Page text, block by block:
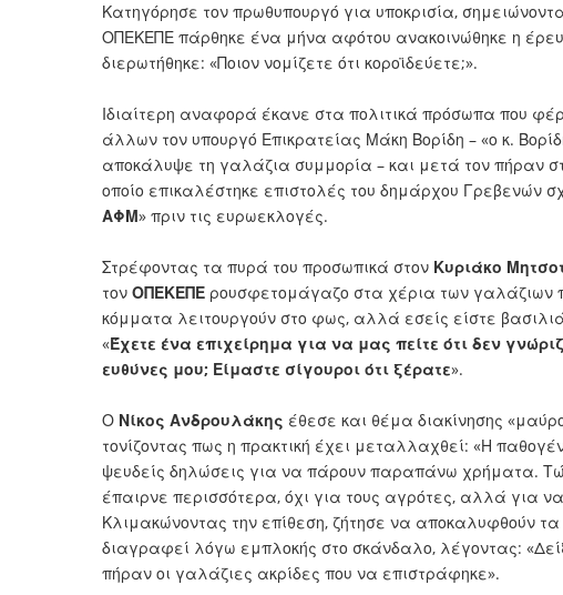
Κατηγόρησε τον πρωθυπουργό για υποκρισία,
ΟΠΕΚΕΠΕ πάρθηκε ένα μήνα αφότου ανακοινώθηκε η
διερωτήθηκε: «Ποιον νομίζετε ότι κοροϊδεύετε;».
Ιδιαίτερη αναφορά έκανε στα πολιτικά πρόσωπα που
άλλων τον υπουργό Επικρατείας Μάκη Βορίδη – «ο κ.
αποκάλυψε τη γαλάζια συμμορία – και μετά τον πήραν
οποίο επικαλέστηκε επιστολές του δημάρχου Γρεβενών
ΑΦΜ» πριν τις ευρωεκλογές.
Στρέφοντας τα πυρά του προσωπικά στον Κυριάκο
τον ΟΠΕΚΕΠΕ ρουσφετομάγαζο στα χέρια των γαλάζιων
κόμματα λειτουργούν στο φως, αλλά εσείς είστε
«Έχετε ένα επιχείρημα για να μας πείτε ότι δεν
ευθύνες μου; Είμαστε σίγουροι ότι ξέρατε».
Ο Νίκος Ανδρουλάκης έθεσε και θέμα διακίνησης
τονίζοντας πως η πρακτική έχει μεταλλαχθεί: «Η
ψευδείς δηλώσεις για να πάρουν παραπάνω χρήματα.
έπαιρνε περισσότερα, όχι για τους αγρότες, αλλά για
Κλιμακώνοντας την επίθεση, ζήτησε να αποκαλυφθούν
διαγραφεί λόγω εμπλοκής στο σκάνδαλο, λέγοντας:
πήραν οι γαλάζιες ακρίδες που να επιστράφηκε».